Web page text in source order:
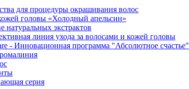
для процедуры окрашивания волос
головы «Холодный апельсин»
натуральных экстрактов
линия ухода за волосами и кожей головы
- Инновационная программа "Абсолютное счастье"
серия